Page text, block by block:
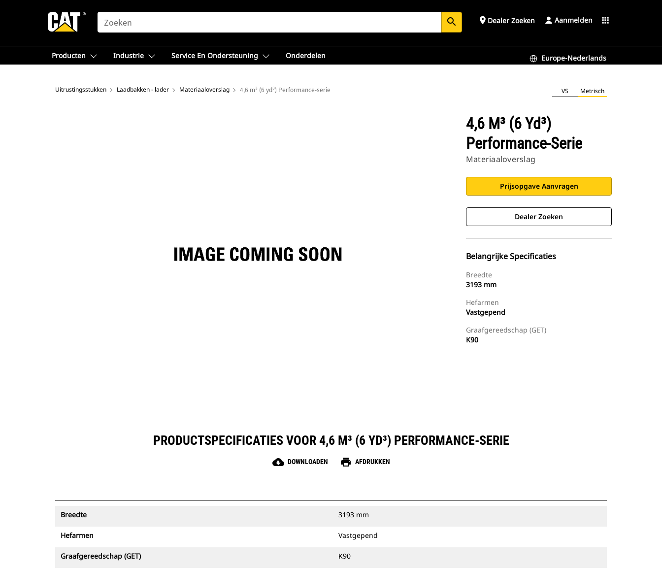
SEARCH search place Dealer Zoeken Aanmelden apps
Producten Industrie Service En Ondersteuning Onderdelen Europe-Nederlands
Uitrustingsstukken Laadbakken - lader Materiaaloverslag 4,6 m³ (6 yd³) Performance-serie VS Metrisch
4,6 M³ (6 Yd³)
Performance-Serie
Materiaaloverslag
Prijsopgave Aanvragen
Dealer Zoeken
Belangrijke Specificaties
Breedte
3193 mm
Hefarmen
Vastgepend
Graafgereedschap (GET)
K90
PRODUCTSPECIFICATIES VOOR 4,6 M³ (6 YD³) PERFORMANCE-SERIE
cloud_download DOWNLOADEN print AFDRUKKEN
Breedte 3193 mm
Hefarmen Vastgepend
Graafgereedschap (GET) K90